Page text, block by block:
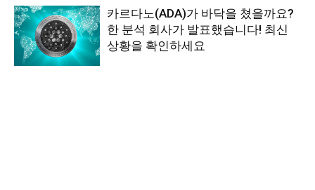
카르다노(ADA)가 바닥을 쳤을까요?
한 분석 회사가 발표했습니다! 최신
상황을 확인하세요